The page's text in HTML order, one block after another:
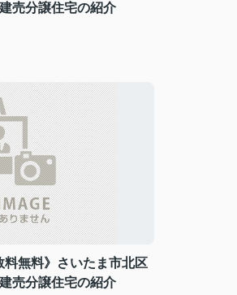
売分譲住宅の紹介
料無料》さいたま市北区
売分譲住宅の紹介